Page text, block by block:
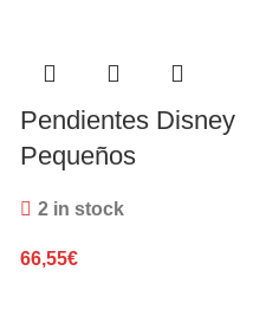
Pendientes Disney
Pequeños
2 in stock
66,55€